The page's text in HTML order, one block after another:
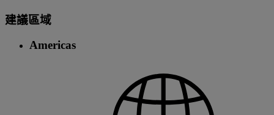
建議區域
Americas